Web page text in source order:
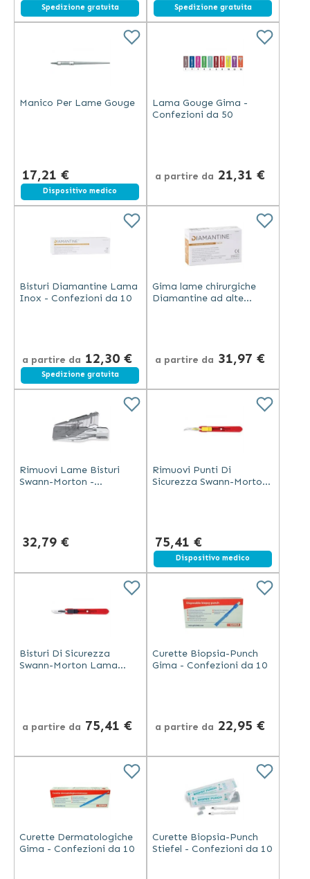
Spedizione gratuita Spedizione gratuita
Manico Per Lame Gouge
17,21 €
Dispositivo medico
Lama Gouge Gima -
Confezioni da 50
a partire da 21,31 €
Bisturi Diamantine Lama
Inox - Confezioni da 10
a partire da 12,30 €
Spedizione gratuita
Gima lame chirurgiche
Diamantine ad alte
a partire da 31,97 €
Rimuovi Lame Bisturi
Swann-Morton -
32,79 €
Rimuovi Punti Di
Sicurezza Swann-Morton
75,41 €
Dispositivo medico
Bisturi Di Sicurezza
Swann-Morton Lama
a partire da 75,41 €
Curette Biopsia-Punch
Gima - Confezioni da 10
a partire da 22,95 €
Curette Dermatologiche
Gima - Confezioni da 10
Curette Biopsia-Punch
Stiefel - Confezioni da 10